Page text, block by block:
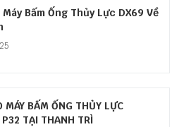
Máy Bấm Ống Thủy Lực DX69 Về
MÁY BẤM ỐNG THỦY LỰC
P32 TẠI THANH TRÌ